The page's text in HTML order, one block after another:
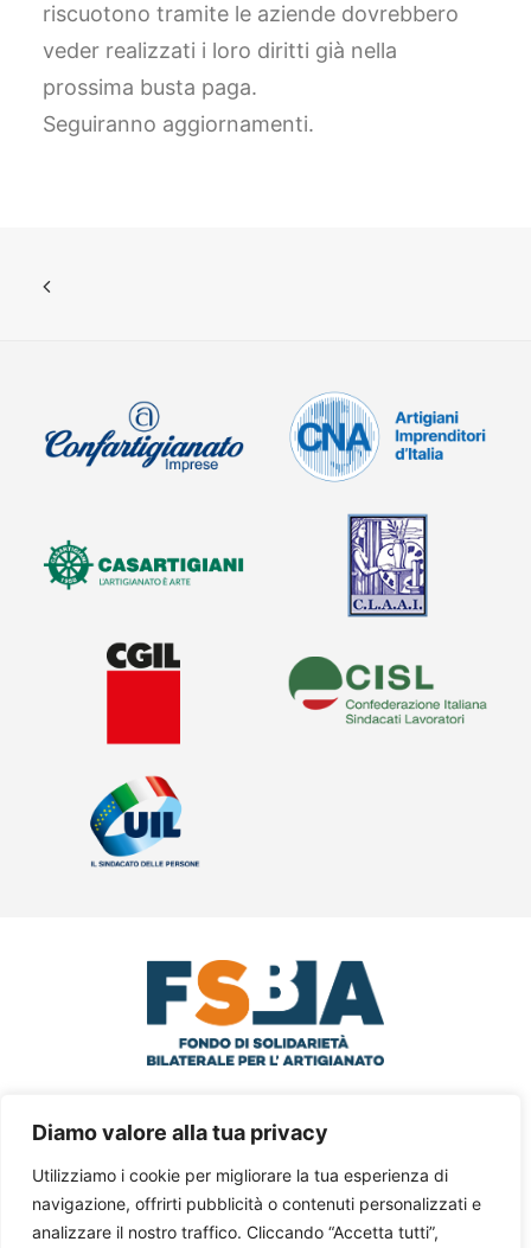
Diamo valore alla tua privacy
Utilizziamo i cookie per migliorare la tua esperienza di
navigazione, offrirti pubblicità o contenuti personalizzati e
analizzare il nostro traffico. Cliccando “Accetta tutti”,
riscuotono tramite le aziende dovrebbero
veder realizzati i loro diritti già nella
prossima busta paga.
Seguiranno aggiornamenti.
© 2024 FSBA Via Santa Croce in
Gerusalemme, 63 – III° Piano Int.5 – 00185
Roma
Tel. 06 77205055 – C.F. 97795620588 –